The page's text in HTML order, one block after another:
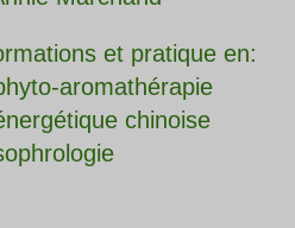
et pratique en:
aromathérapie
chinoise